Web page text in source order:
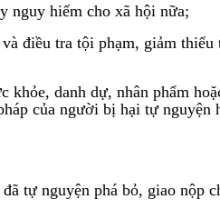
nguy hiểm cho xã hội nữa;
điều tra tội phạm, giảm thiểu
danh dự, nhân phẩm
của người bị hại tự nguyện
tự nguyện phá bỏ, giao nộp